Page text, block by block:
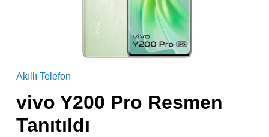
Akıllı Telefon
vivo Y200 Pro Resmen
Tanıtıldı